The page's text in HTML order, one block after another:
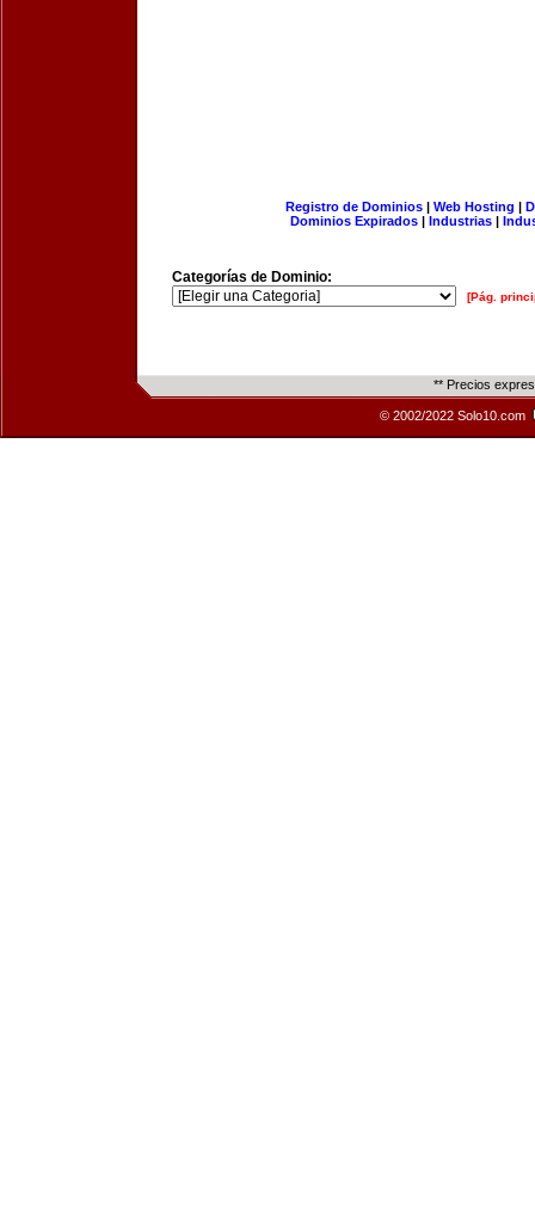
Registro de Dominios| Web Hosting |
Dominios Expirados | Industrias |
Categorías de Dominio:
[Pág.
** Precios
© 2002/2022 Solo10.com